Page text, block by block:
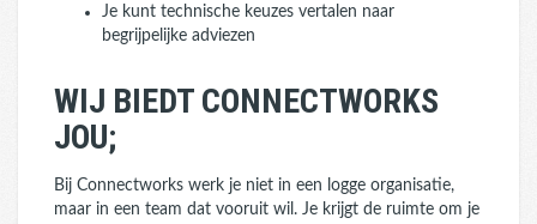
Je kunt technische keuzes vertalen naar
begrijpelijke adviezen
WIJ BIEDT CONNECTWORKS
JOU;
Bij Connectworks werk je niet in een logge organisatie,
maar in een team dat vooruit wil. Je krijgt de ruimte om je